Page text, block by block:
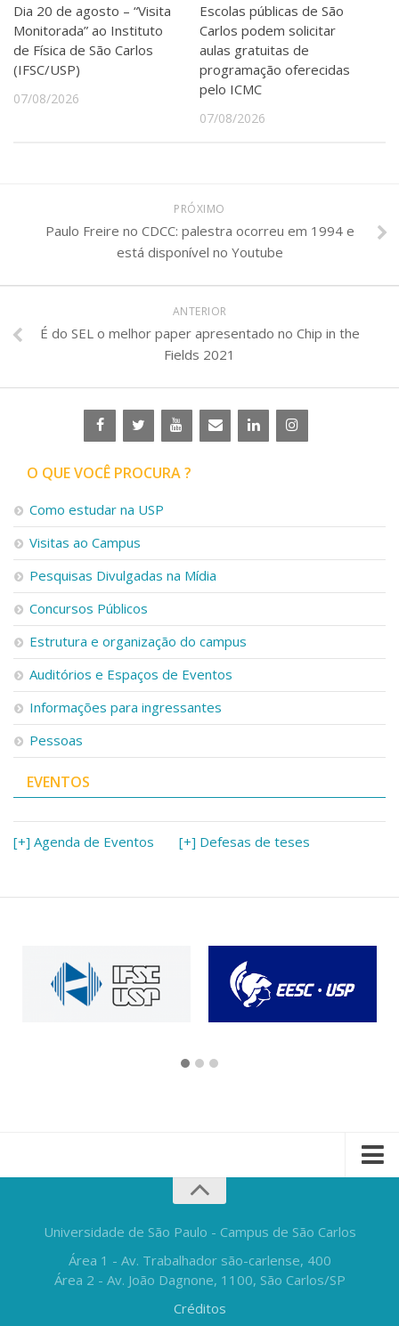
Dia 20 de agosto – “Visita
Monitorada” ao Instituto
de Física de São Carlos
(IFSC/USP)
07/08/2026
Escolas públicas de São
Carlos podem solicitar
aulas gratuitas de
programação oferecidas
pelo ICMC
07/08/2026
PRÓXIMO
Paulo Freire no CDCC: palestra ocorreu em 1994 e
está disponível no Youtube
ANTERIOR
É do SEL o melhor paper apresentado no Chip in the
Fields 2021
O QUE VOCÊ PROCURA ?
Como estudar na USP
Visitas ao Campus
Pesquisas Divulgadas na Mídia
Concursos Públicos
Estrutura e organização do campus
Auditórios e Espaços de Eventos
Informações para ingressantes
Pessoas
EVENTOS
[+] Agenda de Eventos [+] Defesas de teses
Universidade de São Paulo - Campus de São Carlos
Área 1 - Av. Trabalhador são-carlense, 400
Área 2 - Av. João Dagnone, 1100, São Carlos/SP
Créditos